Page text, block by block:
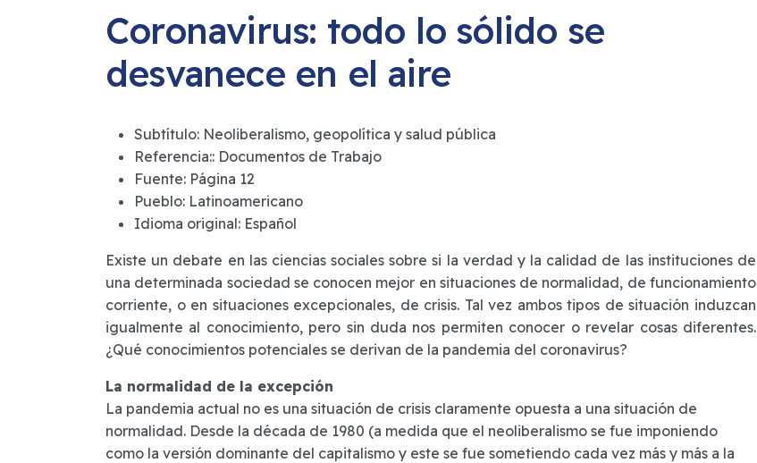
Coronavirus: todo lo sólido se
desvanece en el aire
Subtítulo: Neoliberalismo, geopolítica y salud pública
Referencia:: Documentos de Trabajo
Fuente: Página 12
Pueblo: Latinoamericano
Idioma original: Español
Existe un debate en las ciencias sociales sobre si la verdad y la calidad de las instituciones de
una determinada sociedad se conocen mejor en situaciones de normalidad, de funcionamiento
corriente, o en situaciones excepcionales, de crisis. Tal vez ambos tipos de situación induzcan
igualmente al conocimiento, pero sin duda nos permiten conocer o revelar cosas diferentes.
¿Qué conocimientos potenciales se derivan de la pandemia del coronavirus?
La normalidad de la excepción
La pandemia actual no es una situación de crisis claramente opuesta a una situación de
normalidad. Desde la década de 1980 (a medida que el neoliberalismo se fue imponiendo
como la versión dominante del capitalismo y este se fue sometiendo cada vez más y más a la